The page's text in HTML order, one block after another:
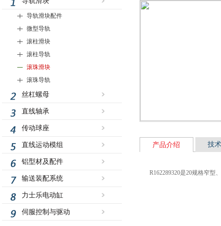
导轨滑块配件
微型导轨
滚柱滑块
滚柱导轨
滚珠滑块
滚珠导轨
丝杠螺母
直线轴承
传动球座
直线运动模组
铝型材及配件
输送装配系统
力士乐电动缸
伺服控制与驱动
产品介绍 技
R162289320是20规格窄型